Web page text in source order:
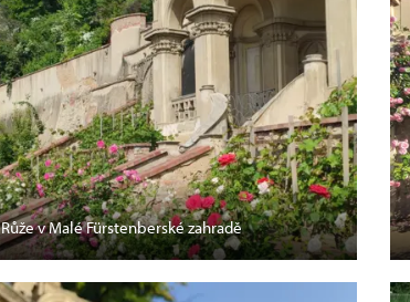
Růže v Malé Fürstenberské zahradě